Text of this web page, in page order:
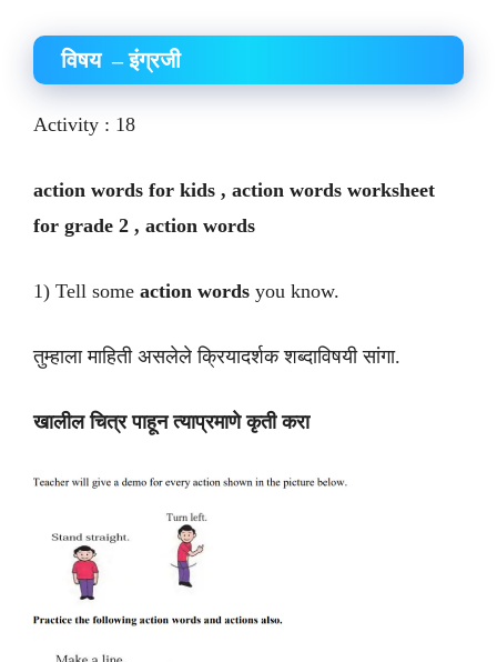
विषय – इंग्रजी
Activity : 18
action words for kids , action words worksheet
for grade 2 , action words
1) Tell some action words you know.
तुम्हाला माहिती असलेले क्रियादर्शक शब्दाविषयी सांगा.
खालील चित्र पाहून त्याप्रमाणे कृती करा